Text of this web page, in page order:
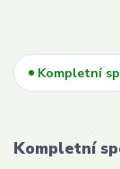
Kompletní
Kompletní